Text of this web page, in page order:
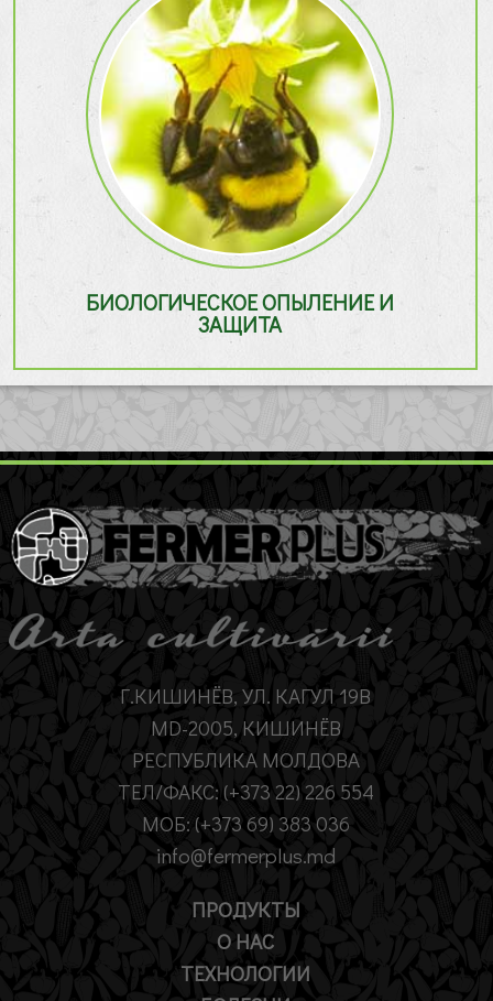
БИОЛОГИЧЕСКОЕ ОПЫЛЕНИЕ И
ЗАЩИТА
Г.КИШИНЁВ, УЛ. КАГУЛ 19B
MD-2005, КИШИНЁВ
РЕСПУБЛИКА МОЛДОВА
ТЕЛ/ФАКС: (+373 22) 226 554
МОБ: (+373 69) 383 036
info@fermerplus.md
ПРОДУКТЫ
О НАС
ТЕХНОЛОГИИ